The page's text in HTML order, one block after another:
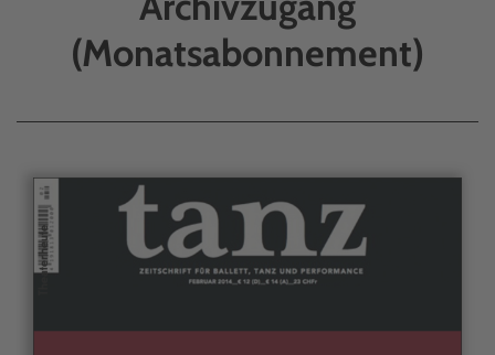
(Monatsabonnement)